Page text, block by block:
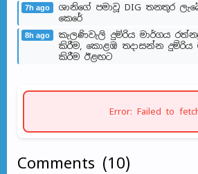
7h ago
ශානිගේ පමාවූ DIG තනතුර
කෙරේ
8h ago
කැලණිවැලි දුම්රිය මාර්ගය
කිරීම, කොළඹ තදාසන්න දුම්රිය
කිරීම ඊළඟ​ට
Error: Failed to
Comments (10)